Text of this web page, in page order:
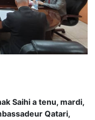
Saihi a tenu, mardi,
Qatari,